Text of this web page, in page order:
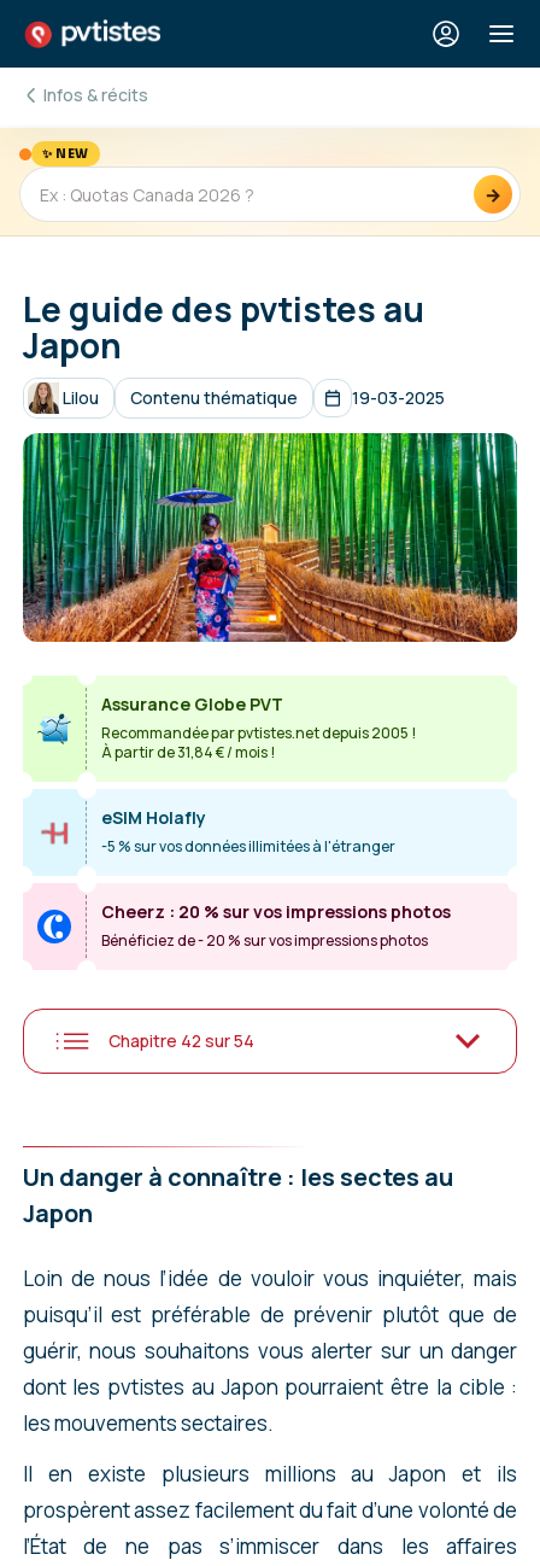
Infos & récits
✨ NEW
→
Le guide des pvtistes au
Japon
Lilou Contenu thématique 19-03-2025
Assurance Globe PVT
Recommandée par pvtistes.net depuis 2005 !
À partir de 31,84 € / mois !
eSIM Holafly
-5 % sur vos données illimitées à l'étranger
Cheerz : 20 % sur vos impressions photos
Bénéficiez de - 20 % sur vos impressions photos
Chapitre 42 sur 54
Un danger à connaître : les sectes au
Japon
Loin de nous l’idée de vouloir vous inquiéter, mais
puisqu’il est préférable de prévenir plutôt que de
guérir, nous souhaitons vous alerter sur un danger
dont les pvtistes au Japon pourraient être la cible :
les mouvements sectaires.
Il en existe plusieurs millions au Japon et ils
prospèrent assez facilement du fait d’une volonté de
l’État de ne pas s’immiscer dans les affaires